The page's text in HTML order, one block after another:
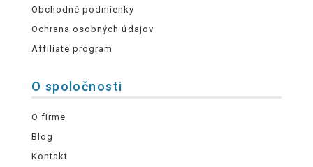
Obchodné podmienky
Ochrana osobných údajov
Affiliate program
O spoločnosti
O firme
Blog
Kontakt